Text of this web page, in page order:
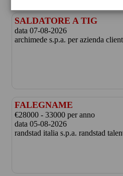
SALDATORE A TIG
data 07-08-2026
archimede s.p.a. per azienda
FALEGNAME
€28000 - 33000 per anno
data 05-08-2026
randstad italia s.p.a. randstad